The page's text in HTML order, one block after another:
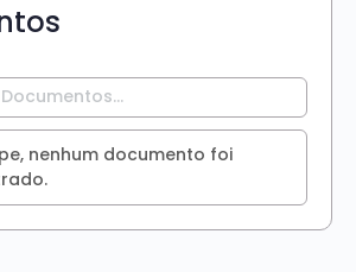
nenhum documento foi